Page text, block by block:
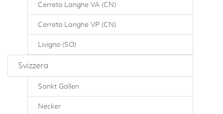
Cerreto Langhe VA (CN)
Cerreto Langhe VP (CN)
Livigno (SO)
Svizzera
Sankt Gallen
Necker